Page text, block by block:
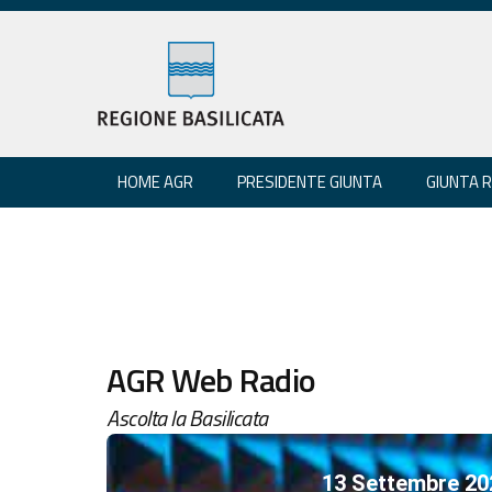
HOME AGR PRESIDENTE GIUNTA GIUNTA
AGR Web Radio
Ascolta la Basilicata
13 Settembre